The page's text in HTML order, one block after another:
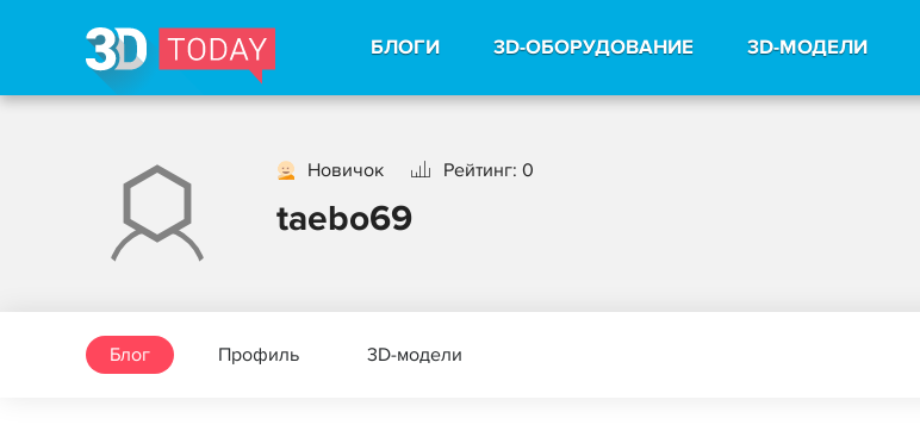
БЛОГИ 3D-ОБОРУДОВАНИЕ 3D-МОДЕЛИ
Новичок Рейтинг: 0
taebo69
Блог Профиль 3D-модели